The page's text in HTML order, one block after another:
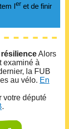
Ier et de finir
Alors
examiné à
la FUB
au vélo. En
votre député
.